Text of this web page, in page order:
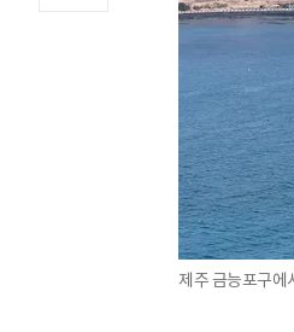
제주 금능포구에